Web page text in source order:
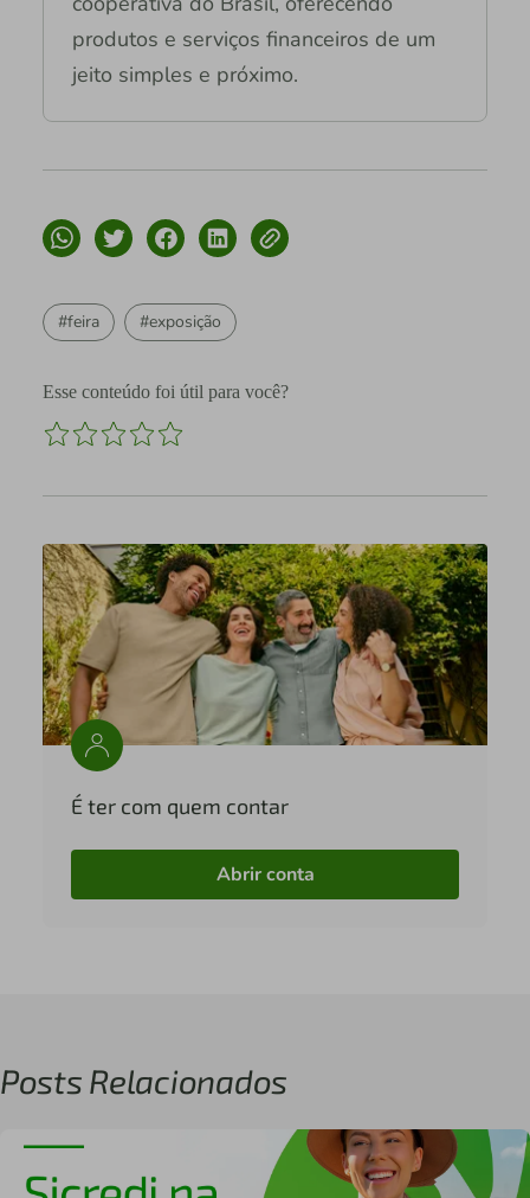
produtos e serviços financeiros de um
jeito simples e próximo.
#feira #exposição
Esse conteúdo foi útil para você?
É ter com quem contar
Abrir conta
Posts Relacionados